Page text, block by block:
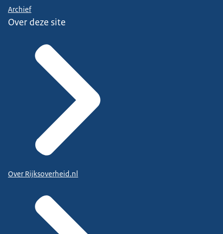
Archief
Over deze site
Over Rijksoverheid.nl